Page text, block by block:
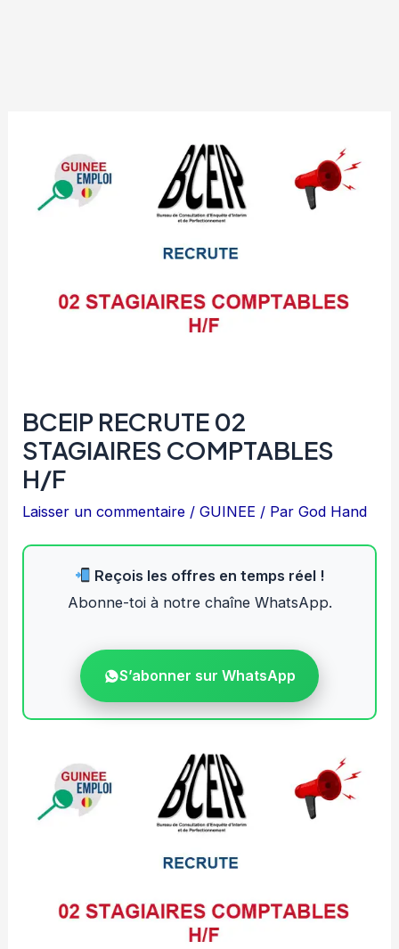
BCEIP RECRUTE 02
STAGIAIRES COMPTABLES
H/F
Laisser un commentaire /GUINEE / ParGod Hand
Reçois les offres en temps réel !
Abonne-toi à notre chaîne WhatsApp.
S’abonner sur WhatsApp